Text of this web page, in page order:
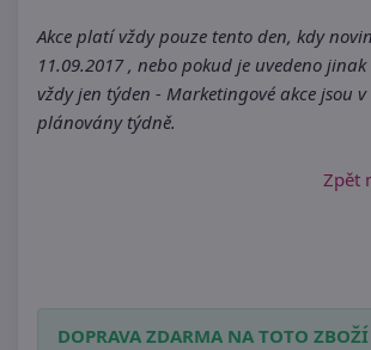
Akce platí vždy pouze tento den, kdy
11.09.2017 , nebo pokud je uvedeno
vždy jen týden - Marketingové akce jsou v
plánovány týdně.
Zpět
DOPRAVA ZDARMA NA TOTO